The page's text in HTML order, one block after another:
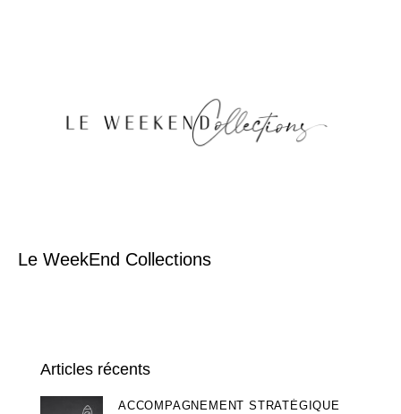
Le WeekEnd Collections
Articles récents
ACCOMPAGNEMENT STRATÉGIQUE